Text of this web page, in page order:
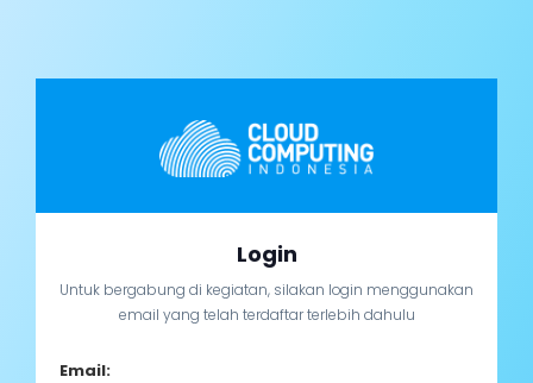
Login
Untuk bergabung di kegiatan, silakan login menggunakan
email yang telah terdaftar terlebih dahulu
Email: